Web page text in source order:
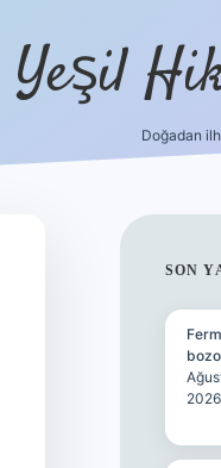
Yeşil
Doğadan
SON
2026